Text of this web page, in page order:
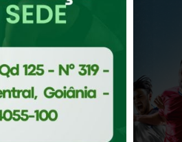
ilegal da
de dúvidas.
da Instituição
GO) visitou o
do Curso de
objetivo